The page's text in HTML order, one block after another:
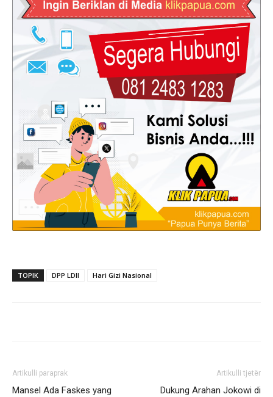
TOPIK DPP LDII Hari Gizi Nasional
Artikulli paraprak
Mansel Ada Faskes yang
Artikulli tjetër
Dukung Arahan Jokowi di